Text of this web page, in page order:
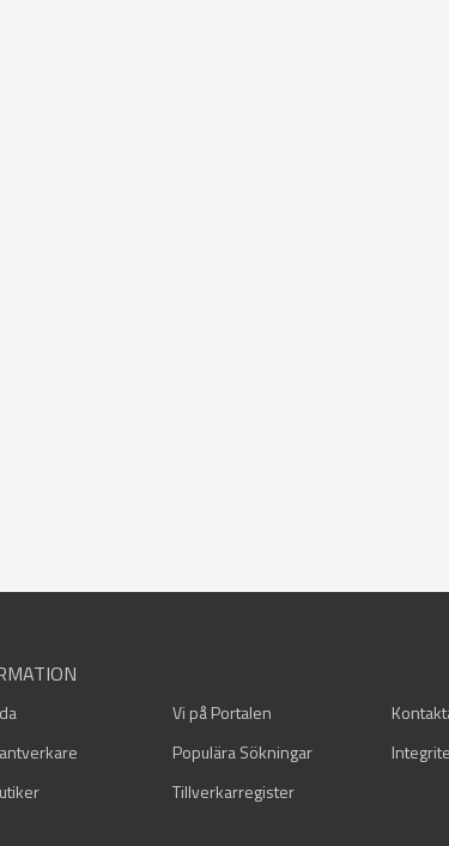
Vi på Portalen
Populära Sökningar
Tillverkarregister